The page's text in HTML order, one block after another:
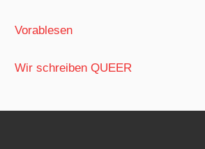
Vorablesen
Wir schreiben QUEER